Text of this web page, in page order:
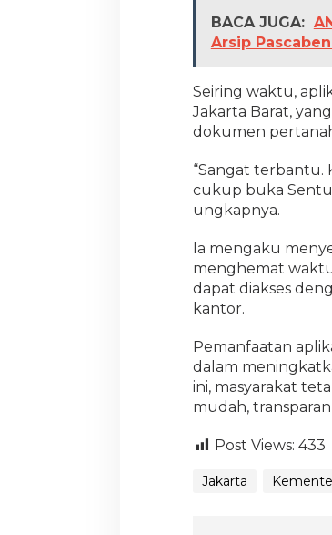
BACA JUGA:
Arsip
Seiring waktu,
Jakarta Barat,
dokumen
“Sangat terbantu.
cukup buka
ungkapnya.
Ia mengaku
menghemat
dapat diakses
kantor.
Pemanfaatan
dalam
ini, masyarakat
mudah,
Post Views: 433
Jakarta